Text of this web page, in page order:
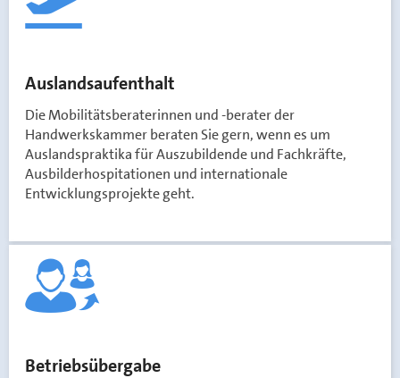
Auslandsaufenthalt
Die Mobilitätsberaterinnen und -berater der
Handwerkskammer beraten Sie gern, wenn es um
Auslandspraktika für Auszubildende und Fachkräfte,
Ausbilderhospitationen und internationale
Entwicklungsprojekte geht.
Betriebsübergabe